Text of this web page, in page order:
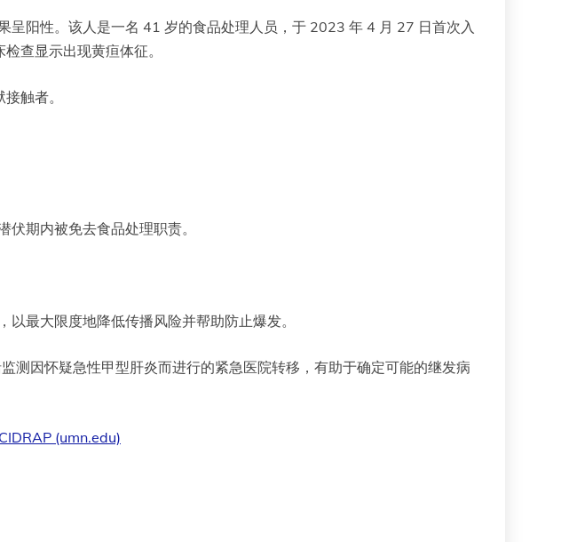
阳性。该人是一名 41 岁的食品处理人员，于 2023 年 4 月 27 日首次入
查显示出现黄疸体征。
触者。
期内被免去食品处理职责。
最大限度地降低传播风险并帮助防止爆发。
测因怀疑急性甲型肝炎而进行的紧急医院转移，有助于确定可能的继发病
(umn.edu)